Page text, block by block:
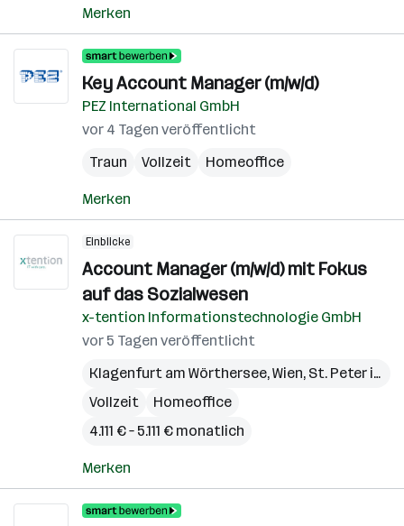
Merken
Key Account Manager (m/w/d)
PEZ International GmbH
vor 4 Tagen veröffentlicht
Traun
Vollzeit Homeoffice
Merken
Einblicke
Account Manager (m/w/d) mit Fokus
auf das Sozialwesen
x-tention Informationstechnologie GmbH
vor 5 Tagen veröffentlicht
Klagenfurt am Wörthersee,Wien, St. Peter in der Au
Vollzeit
Homeoffice
4.111 € – 5.111 € monatlich
Merken